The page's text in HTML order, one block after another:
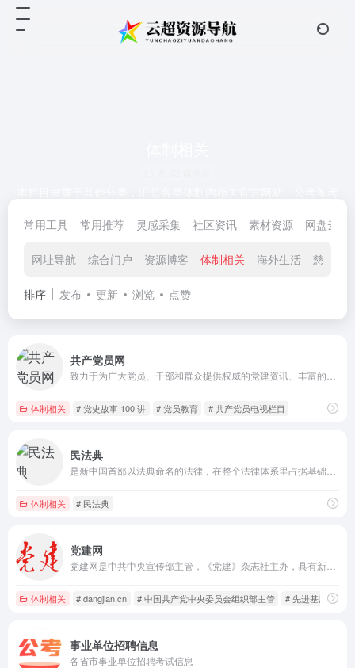
事、政策资讯查阅等内容，一站式体制内信息导航合集。
常用工具 常用推荐 灵感采集 社区资讯 素材资源 网盘云储
网址导航 综合门户 资源博客 体制相关 海外生活 慈善公
排序 发布 更新 浏览 点赞
共产党员网
体制相关 # 党史故事 100 讲 # 党员教育 # 共产党员电视栏目
民法典
体制相关 # 民法典
党建网
体制相关 # dangjian.cn # 中国共产党中央委员会组织部主管 # 先进基层党组织
事业单位招聘信息
各省市事业单位招聘考试信息